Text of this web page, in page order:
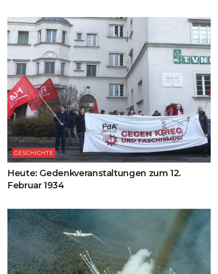
GESCHICHTE
Heute: Gedenkveranstaltungen zum 12.
Februar 1934